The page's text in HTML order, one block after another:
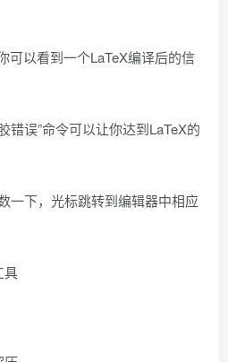
可以看到一个LaTeX编译后的信
错误”命令可以让你达到LaTeX的
一下，光标跳转到编辑器中相应
具